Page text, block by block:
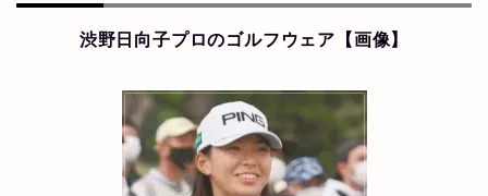
渋野日向子プロのゴルフウェア 【画像】